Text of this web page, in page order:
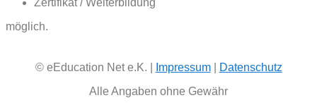
Zertifikat / Weiterbildung
möglich.
© eEducation Net e.K. | Impressum|
Datenschutz
Alle Angaben ohne Gewähr